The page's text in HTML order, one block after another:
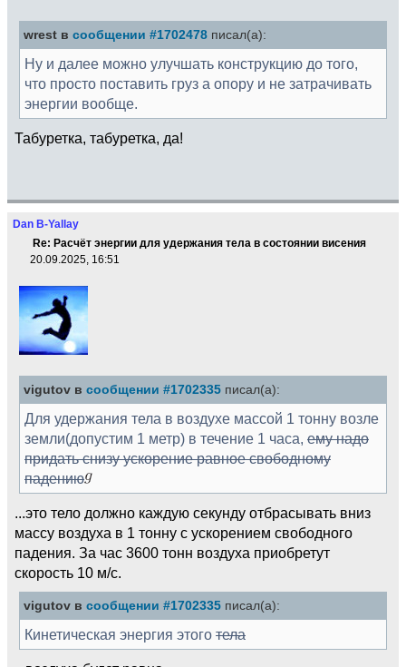
wrest в сообщении #1702478 писал(а):
Ну и далее можно улучшать конструкцию до того,
что просто поставить груз а опору и не затрачивать
энергии вообще.
Табуретка, табуретка, да!
Dan B-Yallay
Re: Расчёт энергии для удержания тела в состоянии висения
20.09.2025, 16:51
vigutov в сообщении #1702335 писал(а):
Для удержания тела в воздухе массой 1 тонну возле
земли(допустим 1 метр) в течение 1 часа, ему надо
придать снизу ускорение равное свободному
падению
...это тело должно каждую секунду отбрасывать вниз
массу воздуха в 1 тонну с ускорением свободного
падения. За час 3600 тонн воздуха приобретут
скорость 10 м/с.
vigutov в сообщении #1702335 писал(а):
Кинетическая энергия этого тела